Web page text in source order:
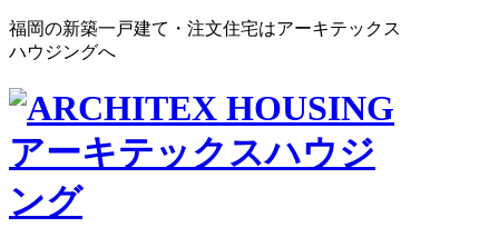
福岡の新築一戸建て・注文住宅はアーキテックス
ハウジングへ